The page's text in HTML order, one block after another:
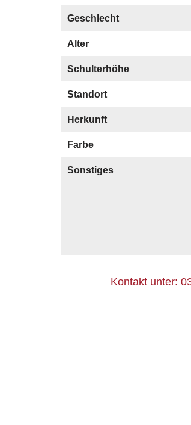
Geschlecht
Alter
Schulterhöhe
Standort
Herkunft
Farbe
Sonstiges
Kontakt unter: